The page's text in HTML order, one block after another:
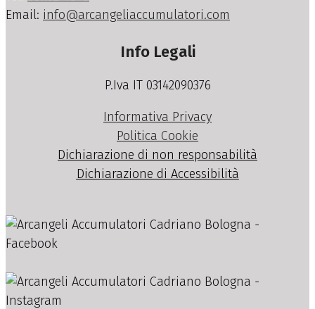
Email: info@arcangeliaccumulatori.com
Info Legali
P.Iva IT 03142090376
Informativa Privacy
Politica Cookie
Dichiarazione di non responsabilità
Dichiarazione di Accessibilità